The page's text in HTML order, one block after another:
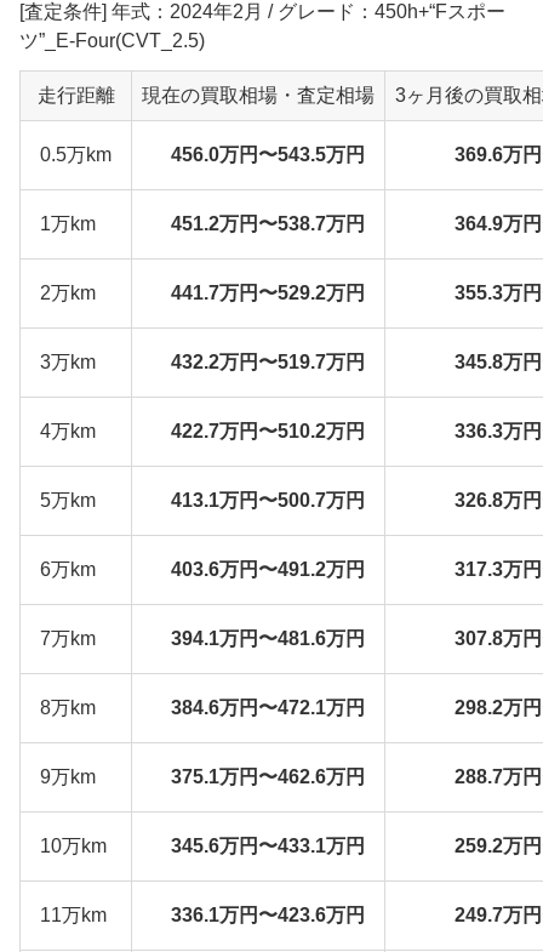
[査定条件] 年式：2024年2月 / グレード：450h+“Fスポー
ツ”_E-Four(CVT_2.5)
走行距離 現在の買取相場・査定相場 3ヶ月後の買取
0.5万km 456.0万円〜543.5万円 369.6万
1万km 451.2万円〜538.7万円 364.9万
2万km 441.7万円〜529.2万円 355.3万
3万km 432.2万円〜519.7万円 345.8万
4万km 422.7万円〜510.2万円 336.3万
5万km 413.1万円〜500.7万円 326.8万
6万km 403.6万円〜491.2万円 317.3万
7万km 394.1万円〜481.6万円 307.8万
8万km 384.6万円〜472.1万円 298.2万
9万km 375.1万円〜462.6万円 288.7万
10万km 345.6万円〜433.1万円 259.2万
11万km 336.1万円〜423.6万円 249.7万